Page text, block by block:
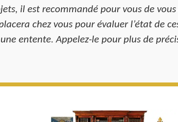
il est recommandé pour vous de
chez vous pour évaluer l’état de
entente. Appelez-le pour plus de